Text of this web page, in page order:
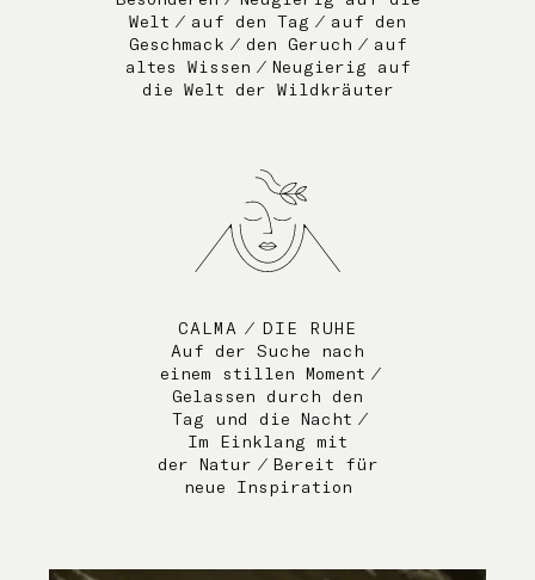
Welt ⁄ auf den Tag ⁄ auf den
Geschmack ⁄ den Geruch ⁄ auf
altes Wissen ⁄ Neugierig auf
die Welt der Wildkräuter
CALMA ⁄ DIE RUHE
Auf der Suche nach
einem stillen Moment ⁄
Gelassen durch den
Tag und die Nacht ⁄
Im Einklang mit
der Natur ⁄ Bereit für
neue Inspiration